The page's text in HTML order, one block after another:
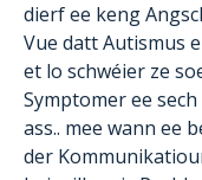
dierf ee keng
Vue datt Autismus
et lo schwéier ze
Symptomer ee
ass.. mee wann ee
der